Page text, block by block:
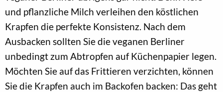
und pflanzliche Milch verleihen den köstlichen
Krapfen die perfekte Konsistenz. Nach dem
Ausbacken sollten Sie die veganen Berliner
unbedingt zum Abtropfen auf Küchenpapier legen.
Möchten Sie auf das Frittieren verzichten, können
Sie die Krapfen auch im Backofen backen: Das geht